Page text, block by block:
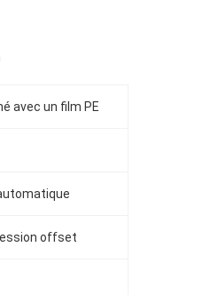
avec un film PE
offset